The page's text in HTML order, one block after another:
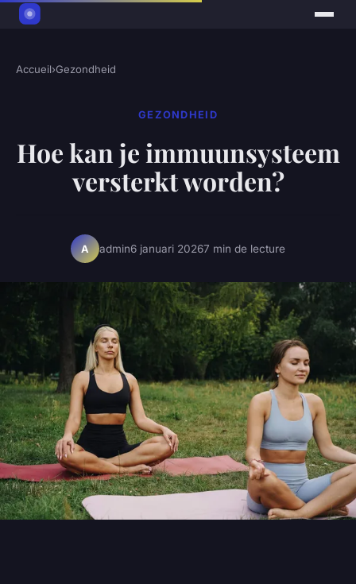
Accueil›Gezondheid
GEZONDHEID
Hoe kan je immuunsysteem
versterkt worden?
A admin6 januari 20267 min de lecture